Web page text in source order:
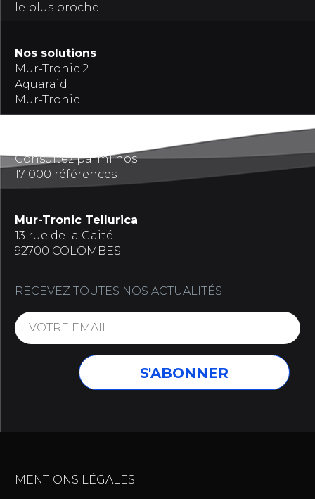
le plus proche
Nos solutions
Mur-Tronic 2
Aquaraid
Mur-Tronic
Consultez parmi nos
17 000 références
Mur-Tronic Tellurica
13 rue de la Gaité
92700 COLOMBES
RECEVEZ TOUTES NOS ACTUALITÉS
MENTIONS LÉGALES